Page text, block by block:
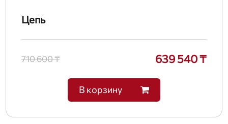
Цепь
710 600 ₸ 639 540 ₸
В корзину